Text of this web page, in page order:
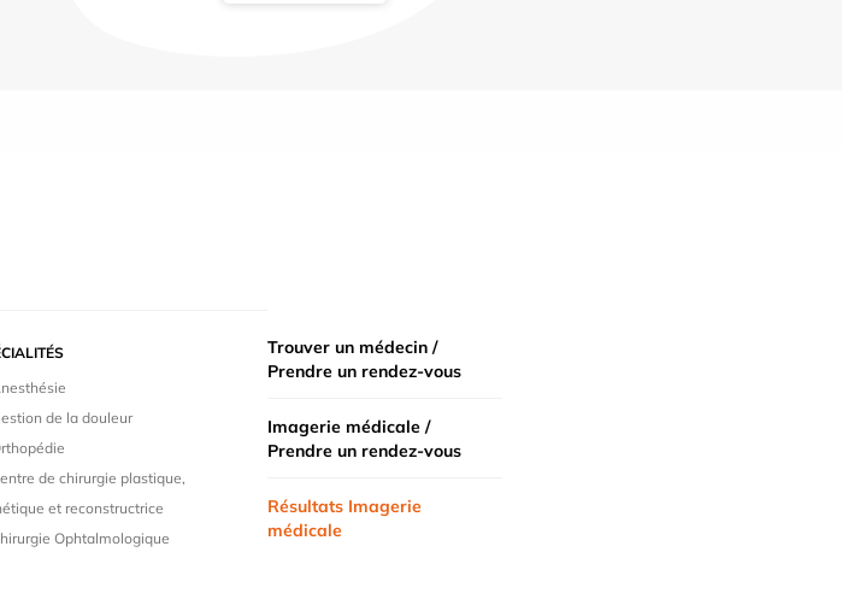
de la douleur
de chirurgie plastique,
et reconstructrice
Ophtalmologique
Trouver un médecin /
Prendre un rendez-vous
Imagerie médicale /
Prendre un rendez-vous
Résultats Imagerie
médicale